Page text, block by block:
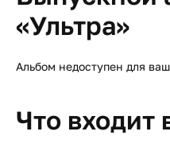
«Ультра»
Альбом недоступен для
Что входит